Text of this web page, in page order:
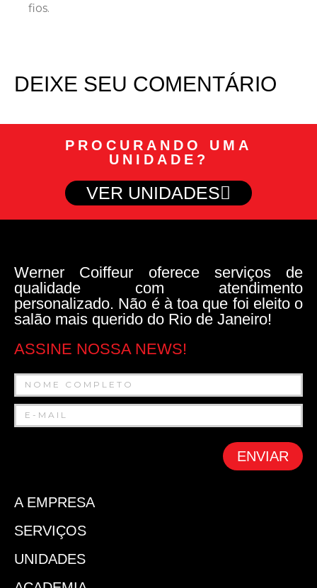
fios.
DEIXE SEU COMENTÁRIO
PROCURANDO UMA
UNIDADE?
VER UNIDADES
Werner Coiffeur oferece serviços de
qualidade com atendimento
personalizado. Não é à toa que foi eleito o
salão mais querido do Rio de Janeiro!
ASSINE NOSSA NEWS!
ENVIAR
A EMPRESA
SERVIÇOS
UNIDADES